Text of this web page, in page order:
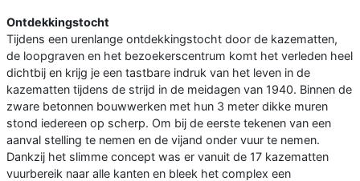
Ontdekkingstocht
Tijdens een urenlange ontdekkingstocht door de kazematten,
de loopgraven en het bezoekerscentrum komt het verleden heel
dichtbij en krijg je een tastbare indruk van het leven in de
kazematten tijdens de strijd in de meidagen van 1940. Binnen de
zware betonnen bouwwerken met hun 3 meter dikke muren
stond iedereen op scherp. Om bij de eerste tekenen van een
aanval stelling te nemen en de vijand onder vuur te nemen.
Dankzij het slimme concept was er vanuit de 17 kazematten
vuurbereik naar alle kanten en bleek het complex een